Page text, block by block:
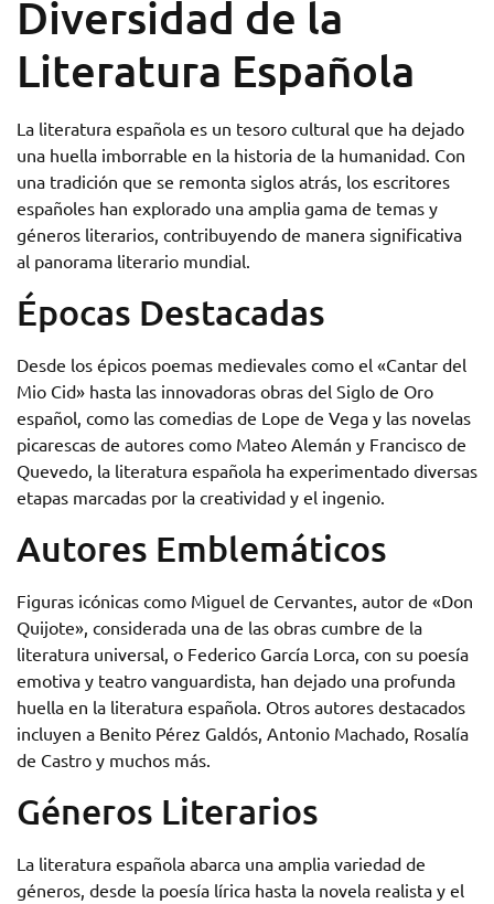
Diversidad de la
Literatura Española
La literatura española es un tesoro cultural que ha dejado
una huella imborrable en la historia de la humanidad. Con
una tradición que se remonta siglos atrás, los escritores
españoles han explorado una amplia gama de temas y
géneros literarios, contribuyendo de manera significativa
al panorama literario mundial.
Épocas Destacadas
Desde los épicos poemas medievales como el «Cantar del
Mio Cid» hasta las innovadoras obras del Siglo de Oro
español, como las comedias de Lope de Vega y las novelas
picarescas de autores como Mateo Alemán y Francisco de
Quevedo, la literatura española ha experimentado diversas
etapas marcadas por la creatividad y el ingenio.
Autores Emblemáticos
Figuras icónicas como Miguel de Cervantes, autor de «Don
Quijote», considerada una de las obras cumbre de la
literatura universal, o Federico García Lorca, con su poesía
emotiva y teatro vanguardista, han dejado una profunda
huella en la literatura española. Otros autores destacados
incluyen a Benito Pérez Galdós, Antonio Machado, Rosalía
de Castro y muchos más.
Géneros Literarios
La literatura española abarca una amplia variedad de
géneros, desde la poesía lírica hasta la novela realista y el